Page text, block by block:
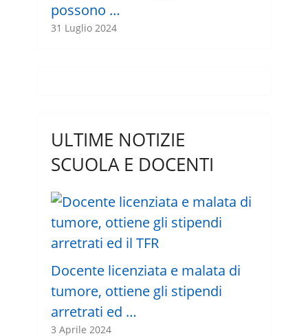
possono …
31 Luglio 2024
ULTIME NOTIZIE
SCUOLA E DOCENTI
Docente licenziata e malata di
tumore, ottiene gli stipendi
arretrati ed …
3 Aprile 2024